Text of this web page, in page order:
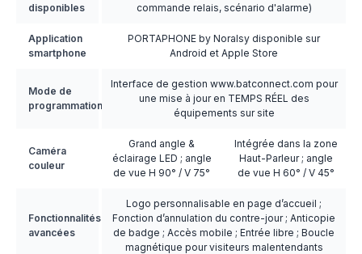
disponibles
commande relais, scénario d'alarme)
Application
smartphone
PORTAPHONE by Noralsy disponible sur
Android et Apple Store
Mode de
programmation
Interface de gestion www.batconnect.com pour
une mise à jour en TEMPS RÉEL des
équipements sur site
Caméra
couleur
Grand angle &
éclairage LED ; angle
de vue H 90° / V 75°
Intégrée dans la zone
Haut-Parleur ; angle
de vue H 60° / V 45°
Fonctionnalités
avancées
Logo personnalisable en page d’accueil ;
Fonction d’annulation du contre-jour ; Anticopie
de badge ; Accès mobile ; Entrée libre ; Boucle
magnétique pour visiteurs malentendants